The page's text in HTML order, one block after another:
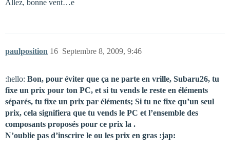
Allez, bonne vent…e
paulposition Septembre 8, 2009, 9:46
16
:hello: Bon, pour éviter que ça ne parte en vrille, Subaru26, tu
fixe un prix pour ton PC, et si tu vends le reste en éléments
séparés, tu fixe un prix par éléments; Si tu ne fixe qu’un seul
prix, cela signifiera que tu vends le PC et l’ensemble des
composants proposés pour ce prix la .
N’oublie pas d’inscrire le ou les prix en gras :jap: